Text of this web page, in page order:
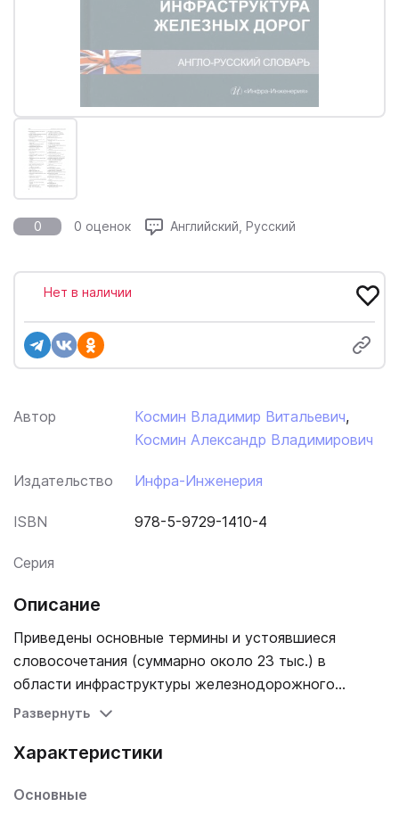
0 0 оценок Английский, Русский
Автор Космин Владимир Витальевич,
Космин Александр Владимирович
Издательство Инфра-Инженерия
ISBN 978-5-9729-1410-4
Серия
Нет в наличии
Описание
Приведены основные термины и устоявшиеся
словосочетания (суммарно около 23 тыс.) в
области инфраструктуры железнодорожного
транспорта, включая автоматику, телемеханику и
станции, строительство и реконструкцию,
а также в необходимой степени - управление
Развернуть
Характеристики
Основные